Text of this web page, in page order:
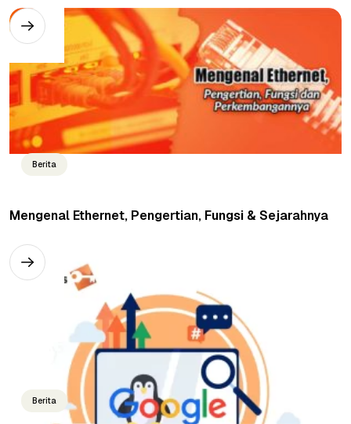
Berita
Mengenal Ethernet, Pengertian, Fungsi & Sejarahnya
Berita